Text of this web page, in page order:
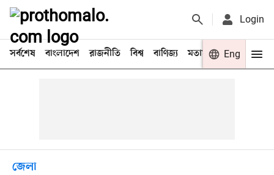
Login
সর্বশেষ বাংলাদেশ রাজনীতি বিশ্ব বাণিজ্য মতামত খেলা
Eng
জেলা